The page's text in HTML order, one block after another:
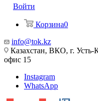
Войти
Корзина0
info@tok.kz
Казахстан, ВКО, г. Усть-
офис 15
Instagram
WhatsApp